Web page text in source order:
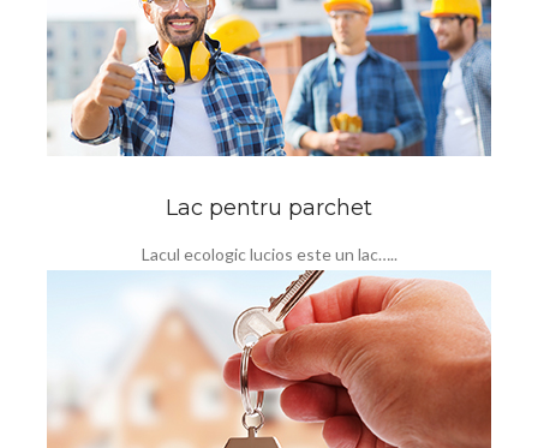
Lac pentru parchet
Lacul ecologic lucios este un lac…..